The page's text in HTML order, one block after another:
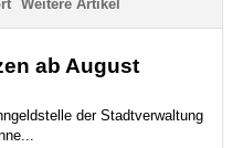
Weitere Artikel
ab August
der Stadtverwaltung